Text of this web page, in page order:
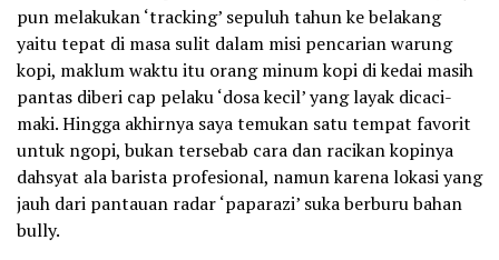
pun melakukan ‘tracking’ sepuluh tahun ke belakang
yaitu tepat di masa sulit dalam misi pencarian warung
kopi, maklum waktu itu orang minum kopi di kedai masih
pantas diberi cap pelaku ‘dosa kecil’ yang layak dicaci-
maki. Hingga akhirnya saya temukan satu tempat favorit
untuk ngopi, bukan tersebab cara dan racikan kopinya
dahsyat ala barista profesional, namun karena lokasi yang
jauh dari pantauan radar ‘paparazi’ suka berburu bahan
bully.